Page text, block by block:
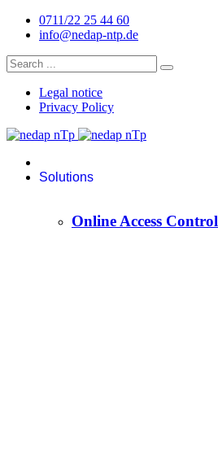
0711/22 25 44 60
info@nedap-ntp.de
Legal notice
Privacy Policy
Solutions
Online Access Control